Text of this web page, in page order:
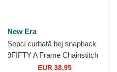
New Era
Șepci curbată bej snapback
9FIFTY A Frame Chainstitch
de Boston Bruins NHL de
EUR 38,95